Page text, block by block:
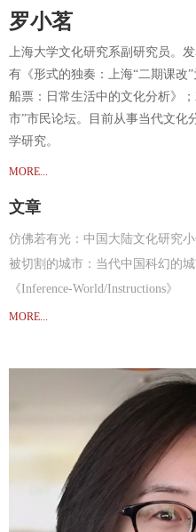
罗小茗
上海大学文化研究系副研究员。
有《形式的独奏：上海“二期课改
船票：日常生活中的文化分析》
市”市民论坛。目前从事当代文化
学研究。
MORE...
文章
仿佛若有光：中国大陆文化研究
被切割的城市：当代中国科幻的
《Inference-World/Instructions》
《推理-世界/说明书》
《要“有趣”，不要“有趣至上”》
《饮鸩止渴的“一流”大学》
《“业余”的位置：当“彩虹”开始合
《压倒性便利下的“御宅”》
《新瓶旧酒的高考改革》
MORE...